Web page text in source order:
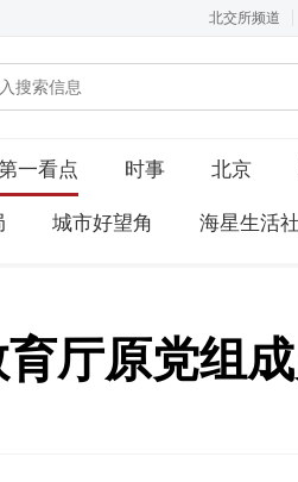
北交所频道
一看点 时事 北京
城市好望角 海星生活社
厅原党组